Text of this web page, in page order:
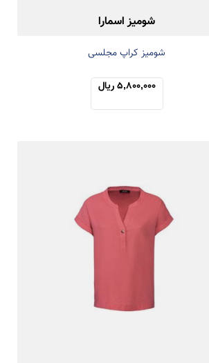
شومیز اسمارا
شومیز کراپ مجلسی
5,800,000 ریال